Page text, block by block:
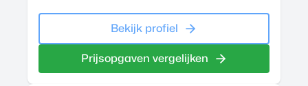
Bekijk profiel
Prijsopgaven vergelijken